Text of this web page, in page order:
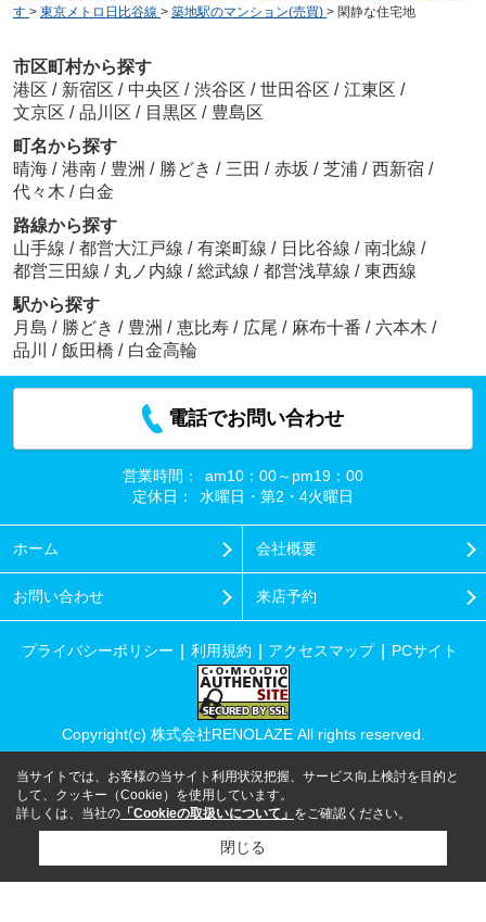
す > 東京メトロ日比谷線 > 築地駅のマンション(売買) > 閑静な住宅地
市区町村から探す
港区 / 新宿区 / 中央区 / 渋谷区 / 世田谷区 / 江東区 /
文京区 / 品川区 / 目黒区 / 豊島区
町名から探す
晴海 / 港南 / 豊洲 / 勝どき / 三田 / 赤坂 / 芝浦 / 西新宿 /
代々木 / 白金
路線から探す
山手線 / 都営大江戸線 / 有楽町線 / 日比谷線 / 南北線 /
都営三田線 / 丸ノ内線 / 総武線 / 都営浅草線 / 東西線
駅から探す
月島 / 勝どき / 豊洲 / 恵比寿 / 広尾 / 麻布十番 / 六本木 /
品川
/ 飯田橋 / 白金高輪
電話でお問い合わせ
営業時間：
am10：00～pm19：00
定休日：
水曜日・第2・4火曜日
ホーム 会社概要
お問い合わせ 来店予約
プライバシーポリシー 利用規約 アクセスマップ PCサイト
Copyright(c) 株式会社RENOLAZE All rights reserved.
当サイトでは、お客様の当サイト利用状況把握、サービス向上検討を目的と
して、クッキー（Cookie）を使用しています。
詳しくは、当社の 「Cookieの取扱いについて」 をご確認ください。
閉じる